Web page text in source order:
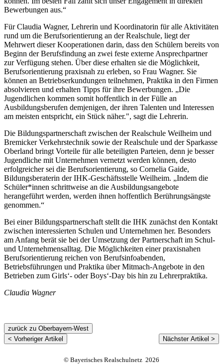
Bewerbungen aus.“
Für Claudia Wagner, Lehrerin und Koordinatorin für alle Aktivitäten
rund um die Berufsorientierung an der Realschule, liegt der
Mehrwert dieser Kooperationen darin, dass den Schülern bereits von
Beginn der Berufsfindung an zwei feste externe Ansprechpartner
zur Verfügung stehen. Über diese erhalten sie die Möglichkeit,
Berufsorientierung praxisnah zu erleben, so Frau Wagner. Sie
können an Betriebserkundungen teilnehmen, Praktika in den Firmen
absolvieren und erhalten Tipps für ihre Bewerbungen. „Die
Jugendlichen kommen somit hoffentlich in der Fülle an
Ausbildungsberufen demjenigen, der ihren Talenten und Interessen
am meisten entspricht, ein Stück näher.", sagt die Lehrerin.
Die Bildungspartnerschaft zwischen der Realschule Weilheim und
Bremicker Verkehrstechnik sowie der Realschule und der Sparkasse
Oberland bringt Vorteile für alle beteiligten Parteien, denn je besser
Jugendliche mit Unternehmen vernetzt werden können, desto
erfolgreicher sei die Berufsorientierung, so Cornelia Gaide,
Bildungsberaterin der IHK-Geschäftsstelle Weilheim. „Indem die
Schüler*innen schrittweise an die Ausbildungsangebote
herangeführt werden, werden ihnen hoffentlich Berührungsängste
genommen.“
Bei einer Bildungspartnerschaft stellt die IHK zunächst den Kontakt
zwischen interessierten Schulen und Unternehmen her. Besonders
am Anfang berät sie bei der Umsetzung der Partnerschaft im Schul-
und Unternehmensalltag. Die Möglichkeiten einer praxisnahen
Berufsorientierung reichen von Berufsinfoabenden,
Betriebsführungen und Praktika über Mitmach-Angebote in den
Betrieben zum Girls‘- oder Boys‘-Day bis hin zu Lehrerpraktika.
Claudia Wagner
zurück zu Oberbayern-West
< Vorheriger Artikel
Nächster Artikel >
© Bayerisches Realschulnetz 2026